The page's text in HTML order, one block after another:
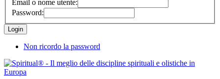
Email o nome utente:
Password:
Non ricordo la password